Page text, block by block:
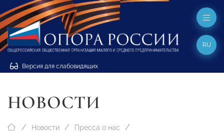
Версия для слабовидящих
RU
НОВОСТИ
Новости Пресса о нас